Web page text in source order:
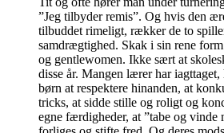
”Jeg tilbyder remis”. Og hvis den
tilbuddet rimeligt, rækker de to
samdrægtighed. Skak i sin rene
og gentlewomen. Ikke sært at
disse år. Mangen lærer har
børn at respektere hinanden, at
tricks, at sidde stille og roligt og
egne færdigheder, at ”tabe og vinde